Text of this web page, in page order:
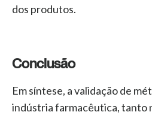
dos produtos.
Conclusão
Em síntese, a validação de
indústria farmacêutica, tanto